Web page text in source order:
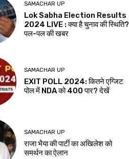
SAMACHAR UP
Lok Sabha Election Results
2024 LIVE : क्या है चुनाव की स्थिति?
पल-पल की खबर
SAMACHAR UP
EXIT POLL 2024: कितने एग्जिट
पोल में NDA को 400 पार? देखें
SAMACHAR UP
राजा भैया की पार्टी का अखिलेश को
समर्थन का ऐलान